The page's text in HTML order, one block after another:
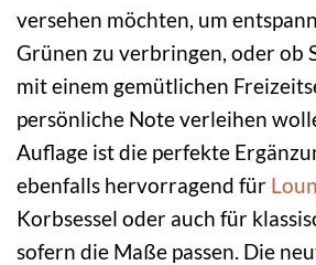
versehen möchten, um
Grünen zu verbringen, oder ob
mit einem gemütlichen
persönliche Note verleihen
Auflage ist die perfekte
ebenfalls hervorragend für
Korbsessel oder auch für
sofern die Maße passen. Die